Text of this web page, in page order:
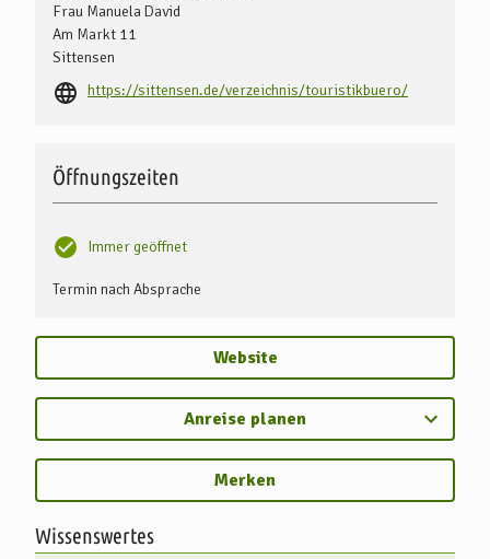
Wissenswertes
Frau Manuela David
Am Markt 11
Sittensen
https://sittensen.de/verzeichnis/touristikbuero/
Öffnungszeiten
Immer geöffnet
Termin nach Absprache
Website
Anreise planen
Merken